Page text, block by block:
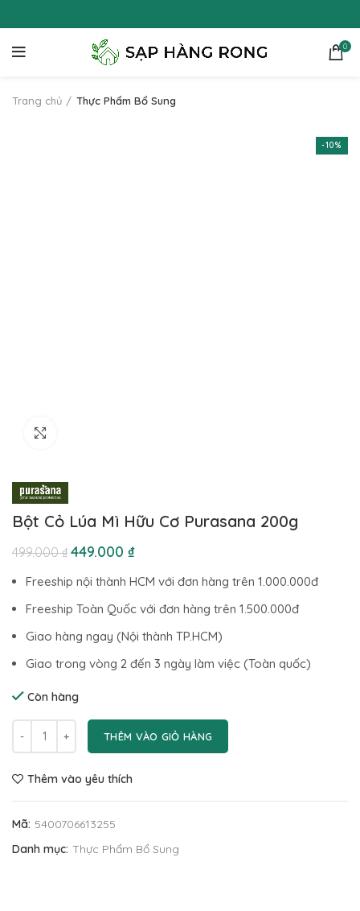
0
Trang chủ Thực Phẩm Bổ Sung
-10%
Bột Cỏ Lúa Mì Hữu Cơ Purasana 200g
499.000₫ 449.000 ₫
Freeship nội thành HCM với đơn hàng trên 1.000.000đ
Freeship Toàn Quốc với đơn hàng trên 1.500.000đ
Giao hàng ngay (Nội thành TP.HCM)
Giao trong vòng 2 đến 3 ngày làm việc (Toàn quốc)
Còn hàng
THÊM VÀO GIỎ HÀNG
Thêm vào yêu thích
Mã: 5400706613255
Danh mục: Thực Phẩm Bổ Sung